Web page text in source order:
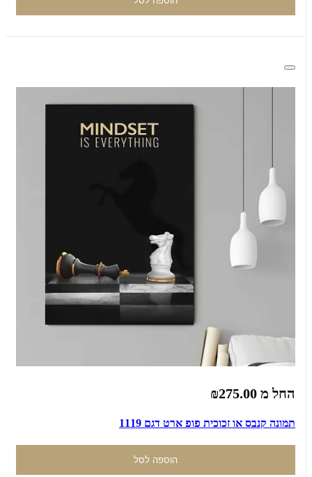
החל מ ₪275.00
תמונה קנבס או זכוכית פופ ארט דגם 1119
הוספה לסל